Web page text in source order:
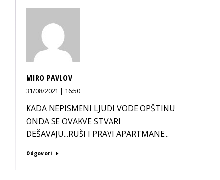
MIRO PAVLOV
31/08/2021 | 16:50
KADA NEPISMENI LJUDI VODE OPŠTINU
ONDA SE OVAKVE STVARI
DEŠAVAJU...RUŠI I PRAVI APARTMANE...
Odgovori